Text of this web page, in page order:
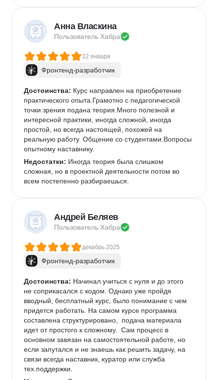
Анна Власкина
Пользователь Хабра
22 января
Фронтенд-разработчик
Достоинства: Курс направлен на приобретение
практического опыта.Грамотно с педагогической
точки зрения подана теория.Много полезной и
интересной практики, иногда сложной, иногда
простой, но всегда настоящей, похожей на
реальную работу. Общение со студентами.Вопросы
опытному наставнику.
Недостатки: Иногда теория была слишком
сложная, но в проектной деятельности потом во
всем постепенно разбираешься.
Андрей Беляев
Пользователь Хабра
декабрь 2025
Фронтенд-разработчик
Достоинства: Начинал учиться с нуля и до этого
не соприкасался с кодом. Однако уже пройдя
вводный, бесплатный курс, было понимание с чем
придется работать. На самом курсе программа
составлена структурировано,  подача материала
идет от простого к сложному.  Сам процесс в
основном завязан на самостоятельной работе, но
если запутался и не знаешь как решить задачу, на
связи всегда наставник, куратор или служба
тех.поддержки.